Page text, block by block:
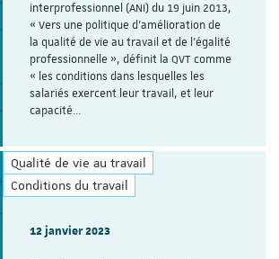
interprofessionnel (ANI) du 19 juin 2013,
« Vers une politique d'amélioration de
la qualité de vie au travail et de l'égalité
professionnelle », définit la QVT comme
« les conditions dans lesquelles les
salariés exercent leur travail, et leur
capacité…
Qualité de vie au travail
Conditions du travail
12 janvier 2023